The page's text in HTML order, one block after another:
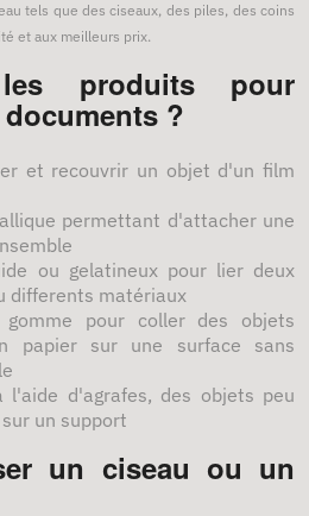
tels que des ciseaux, des piles, des coins
et aux meilleurs prix.
produits pour
?
et recouvrir un objet d'un film
permettant d'attacher une
ou gelatineux pour lier deux
differents matériaux
pour coller des objets
papier sur une surface sans
l'aide d'agrafes, des objets peu
un support
un ciseau ou un